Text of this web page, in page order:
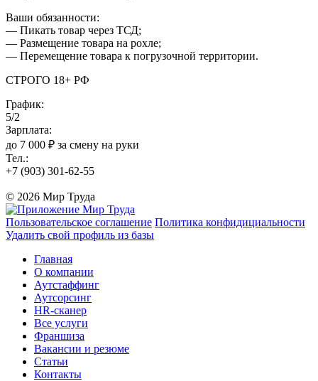
Ваши обязанности:
— Пикать товар через ТСД;
— Размещение товара на рохле;
— Перемещение товара к погрузочной территории.
СТРОГО 18+ РФ
График:
5/2
Зарплата:
до 7 000 ₽ за смену на руки
Тел.:
+7 (903) 301-62-55
© 2026 Мир Труда
Пользовательское соглашение Политика конфидициальности
Удалить свой профиль из базы
Главная
О компании
Аутстаффинг
Аутсорсинг
HR-сканер
Все услуги
Франшиза
Вакансии и резюме
Статьи
Контакты